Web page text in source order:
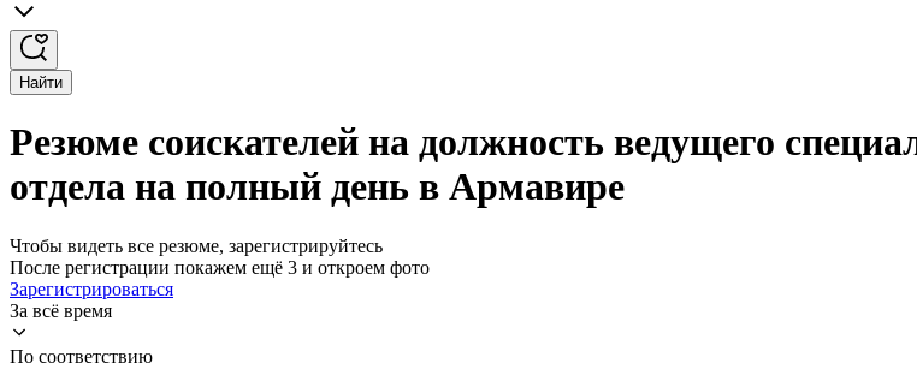
Найти
Резюме соискателей на должность ведущего
отдела на полный день в Армавире
Чтобы видеть все резюме, зарегистрируйтесь
После регистрации покажем ещё 3 и откроем фото
Зарегистрироваться
За всё время
По соответствию